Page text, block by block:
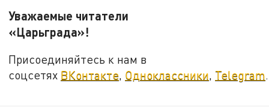
Уважаемые читатели
«Царьграда»!
Присоединяйтесь к нам в
соцсетях ВКонтакте, Одноклассники, Telegram.